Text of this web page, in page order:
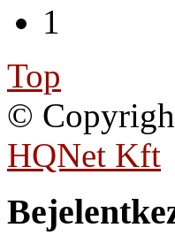
1
Top
©
HQNet Kft